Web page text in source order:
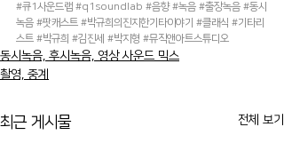
#큐1사운드랩 #q1soundlab #음향 #녹음 #출장녹음 #동시
녹음 #팟캐스트 #박규희의진지한기타이야기 #클래식 #기타리
스트 #박규희 #김진세 #박지형 #뮤직앤아트스튜디오
동시녹음, 후시녹음, 영상 사운드 믹스
촬영, 중계
최근 게시물 전체 보기